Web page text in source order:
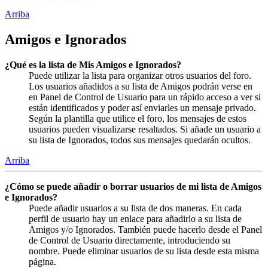
Arriba
Amigos e Ignorados
¿Qué es la lista de Mis Amigos e Ignorados?
Puede utilizar la lista para organizar otros usuarios del foro.
Los usuarios añadidos a su lista de Amigos podrán verse en
en Panel de Control de Usuario para un rápido acceso a ver si
están identificados y poder así enviarles un mensaje privado.
Según la plantilla que utilice el foro, los mensajes de estos
usuarios pueden visualizarse resaltados. Si añade un usuario a
su lista de Ignorados, todos sus mensajes quedarán ocultos.
Arriba
¿Cómo se puede añadir o borrar usuarios de mi lista de Amigos
e Ignorados?
Puede añadir usuarios a su lista de dos maneras. En cada
perfil de usuario hay un enlace para añadirlo a su lista de
Amigos y/o Ignorados. También puede hacerlo desde el Panel
de Control de Usuario directamente, introduciendo su
nombre. Puede eliminar usuarios de su lista desde esta misma
página.